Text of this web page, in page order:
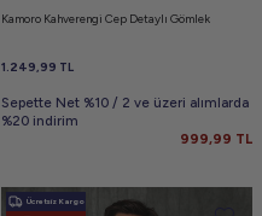
Kamoro Kahverengi Cep Detaylı Gömlek
1.249,99 TL
Sepette Net %10 / 2 ve üzeri alımlarda
%20 indirim
999,99 TL
Ücretsiz Kargo